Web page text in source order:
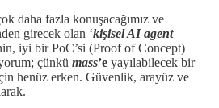
daha fazla konuşacağımız ve
girecek olan ‘kişisel AI agent
iyi bir PoC’si (Proof of Concept)
çünkü mass’e yayılabilecek bir
henüz erken. Güvenlik, arayüz ve